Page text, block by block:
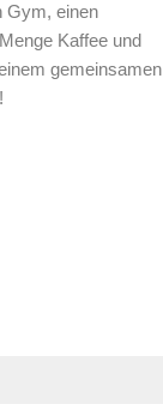
Gym, einen
Kaffee und
gemeinsamen